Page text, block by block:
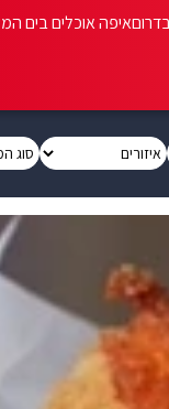
איפה אוכלים בים